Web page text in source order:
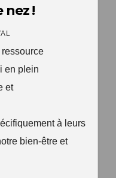
nez !
ressource
en plein
et
à leurs
bien-être et
newsletter contenant
Vous pouvez vous